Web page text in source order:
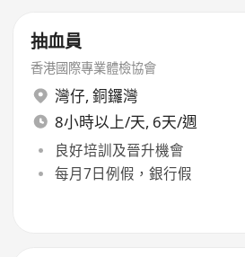
抽血員
香港國際專業體檢協會
灣仔, 銅鑼灣
8小時以上/天, 6天/週
良好培訓及晉升機會
每月7日例假，銀行假